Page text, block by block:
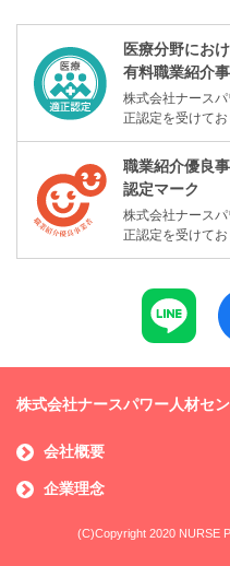
医療分野にお
有料職業紹介
株式会社ナース
正認定を受けてお
職業紹介優良
認定マーク
株式会社ナース
正認定を受けてお
株式会社ナースパワー人材セ
会社概要
企業理念
(C)Copyright 2020 NURSE